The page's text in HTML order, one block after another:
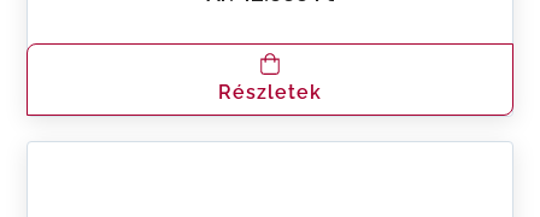
Részletek